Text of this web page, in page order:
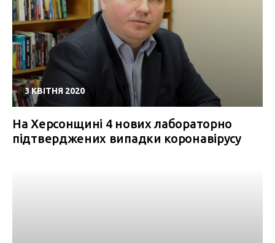
3 КВІТНЯ 2020
На Херсонщині 4 нових лабораторно
підтверджених випадки коронавірусу